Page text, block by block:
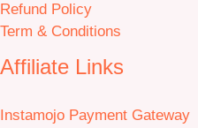
Refund Policy
Term & Conditions
Affiliate Links
Instamojo Payment Gateway